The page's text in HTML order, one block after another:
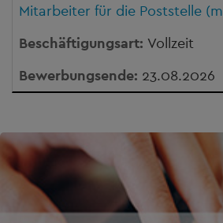
Mitarbeiter für die Poststelle
Vollzeit
23.08.2026